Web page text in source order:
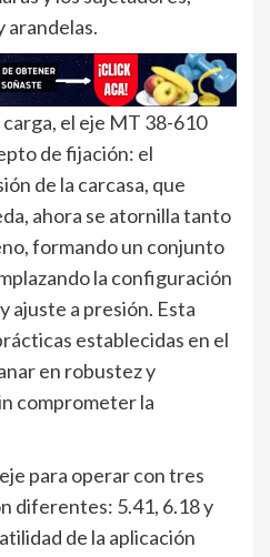
arandelas.
el eje MT 38-610
de fijación: el
de la carcasa, que
ahora se atornilla tanto
formando un conjunto
la configuración
ajuste a presión. Esta
establecidas en el
en robustez y
comprometer la
para operar con tres
diferentes: 5.41, 6.18 y
de la aplicación